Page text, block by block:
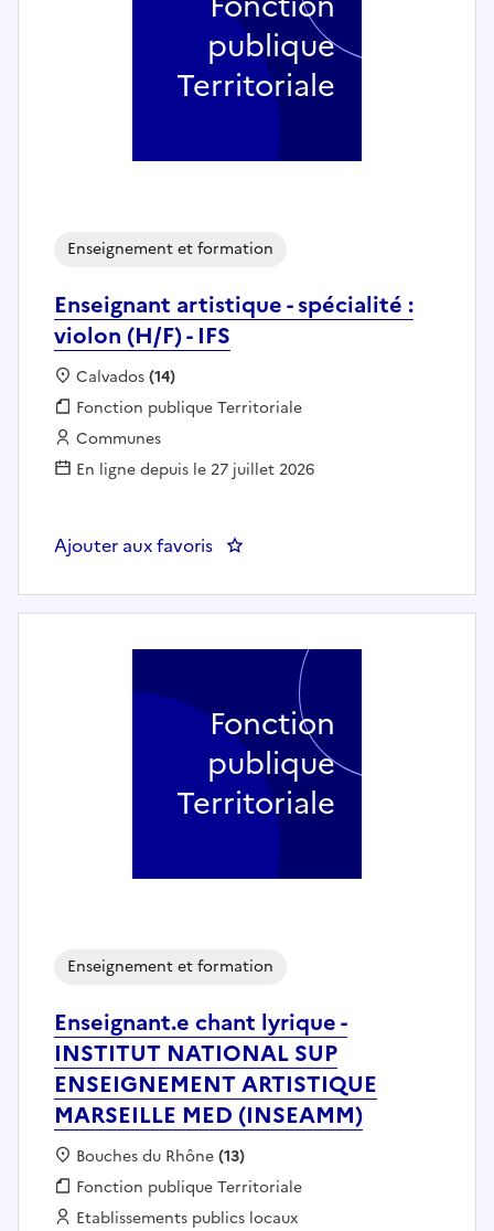
Enseignant artistique - spécialité :
violon (H/F) - IFS
Enseignement et formation
Localisation :
Calvados(14)
Fonction publique :
Fonction publique Territoriale
Employeur :
Communes
En ligne depuis le 27 juillet 2026
Ajouter aux favoris : Enseignant artistique -
publique
Territoriale
Enseignant.e chant lyrique -
INSTITUT NATIONAL SUP
ENSEIGNEMENT ARTISTIQUE
MARSEILLE MED (INSEAMM)
Enseignement et formation
Localisation :
Bouches du Rhône(13)
Fonction publique :
Fonction publique Territoriale
Employeur :
Etablissements publics locaux
Fonction
publique
Territoriale